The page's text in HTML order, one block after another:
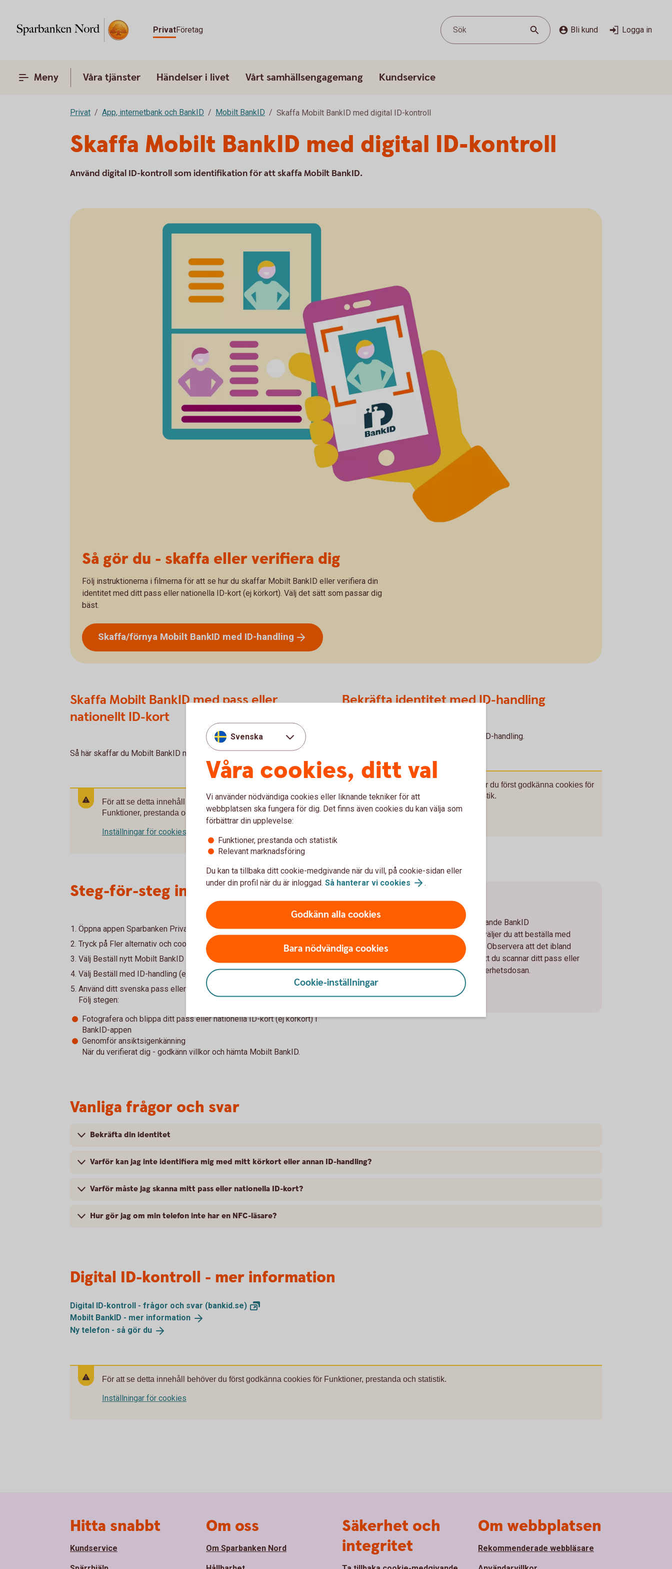
PrivatFöretag Sök Bli kund Logga in
Meny Våra tjänster Händelser i livet Vårt samhällsengagemang Kundservice
Privat App, internetbank och BankID Mobilt BankID Skaffa Mobilt BankID med digital ID-kontroll
Skaffa Mobilt BankID med digital ID-kontroll
Använd digital ID-kontroll som identifikation för att skaffa Mobilt BankID.
Så gör du - skaffa eller verifiera dig
Följ instruktionerna i filmerna för att se hur du skaffar Mobilt BankID eller verifiera din
identitet med ditt pass eller nationella ID-kort (ej körkort). Välj det sätt som passar dig
bäst.
Skaffa/förnya Mobilt BankID med ID-handling
Skaffa Mobilt BankID med pass eller
nationellt ID-kort
Så här skaffar du Mobilt BankID med pass eller nationellt ID-kort.
För att se detta innehåll behöver du först godkänna cookies för
Funktioner, prestanda och statistik.
Inställningar för cookies
Bekräfta identitet med ID-handling
Så här bekräftar du din identitet med din ID-handling.
För att se detta innehåll behöver du först godkänna cookies för
Funktioner, prestanda och statistik.
Inställningar för cookies
Steg-för-steg instruktion
Öppna appen Sparbanken Privat
Tryck på Fler alternativ och cookies
Välj Beställ nytt Mobilt BankID
Välj Beställ med ID-handling (ej körkort)
Använd ditt svenska pass eller nationella ID-kort och bekräfta din identitet.
Följ stegen:
Fotografera och blippa ditt pass eller nationella ID-kort (ej körkort) i
BankID-appen
Genomför ansiktsigenkänning
När du verifierat dig - godkänn villkor och hämta Mobilt BankID.
Andra sätt
Du kan fortfarande använda ett fungerande BankID
eller säkerhetsdosa. För att göra det väljer du att beställa med
säkerhetsdosa eller befintligt BankID. Observera att det ibland
krävs en digital ID-kontroll i form av att du scannar ditt pass eller
nationella ID-kort när du använder säkerhetsdosan.
MobiltBankID
Vanliga frågor och svar
Bekräfta din identitet
Varför kan jag inte identifiera mig med mitt körkort eller annan ID-handling?
Varför måste jag skanna mitt pass eller nationella ID-kort?
Hur gör jag om min telefon inte har en NFC-läsare?
Digital ID-kontroll - mer information
Digital ID-kontroll - frågor och svar (bankid.se)
Mobilt BankID - mer information
Ny telefon - så gör du
För att se detta innehåll behöver du först godkänna cookies för Funktioner, prestanda och statistik.
Inställningar för cookies
Svenska
Våra cookies, ditt val
Vi använder nödvändiga cookies eller liknande tekniker för att
webbplatsen ska fungera för dig. Det finns även cookies du kan välja som
förbättrar din upplevelse:
Funktioner, prestanda och statistik
Relevant marknadsföring
Du kan ta tillbaka ditt cookie-medgivande när du vill, på cookie-sidan eller
under din profil när du är inloggad. Så hanterar vi cookies .
Godkänn alla cookies
Bara nödvändiga cookies
Cookie-inställningar
Hitta snabbt
Kundservice
Om oss
Om Sparbanken Nord
Säkerhet och
integritet
Om webbplatsen
Rekommenderade webbläsare